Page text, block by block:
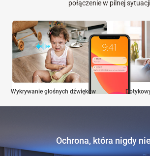
połączenie w pilnej
Wykrywanie głośnych dźwięków
Ochrona, która nigdy